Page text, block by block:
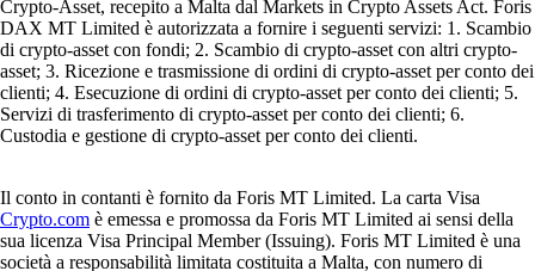
Crypto-Asset, recepito a Malta dal Markets in Crypto Assets Act. Foris
DAX MT Limited è autorizzata a fornire i seguenti servizi: 1. Scambio
di crypto-asset con fondi; 2. Scambio di crypto-asset con altri crypto-
asset; 3. Ricezione e trasmissione di ordini di crypto-asset per conto dei
clienti; 4. Esecuzione di ordini di crypto-asset per conto dei clienti; 5.
Servizi di trasferimento di crypto-asset per conto dei clienti; 6.
Custodia e gestione di crypto-asset per conto dei clienti.
Il conto in contanti è fornito da Foris MT Limited. La carta Visa
Crypto.com è emessa e promossa da Foris MT Limited ai sensi della
sua licenza Visa Principal Member (Issuing). Foris MT Limited è una
società a responsabilità limitata costituita a Malta, con numero di